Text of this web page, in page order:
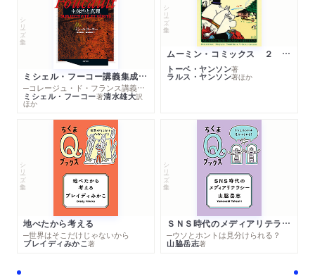
シリーズ・全集
ミシェル・フーコー講義集成１０ 主体性と真理
─コレージュ・ド・フランス講義１９８０－１９８１年度
ミシェル・フーコー著清水雄大訳
ほか
シリーズ・全集
ムーミン・コミックス ２ あこがれの遠い土地
トーベ・ヤンソン著
ラルス・ヤンソン著ほか
シリーズ・全集
地べたから考える
─世界はそこだけじゃないから
ブレイディみかこ著
シリーズ・全集
ＳＮＳ時代のメディアリテラシー
─ウソとホントは見分けられる？
山脇岳志著